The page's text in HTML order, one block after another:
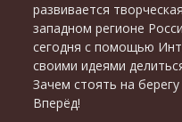
развивается
западном регионе
сегодня с помощью
своими идеями
Зачем стоять на
Вперёд!